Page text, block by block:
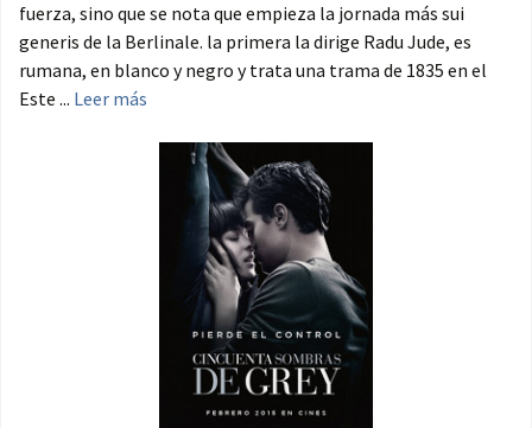
fuerza, sino que se nota que empieza la jornada más sui
generis de la Berlinale. la primera la dirige Radu Jude, es
rumana, en blanco y negro y trata una trama de 1835 en el
Este ... Leer más